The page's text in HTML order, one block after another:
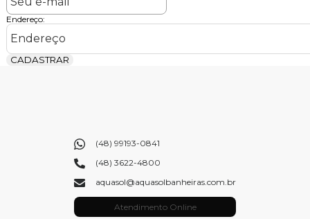
Endereço:
CADASTRAR
(48) 99193-0841
(48) 3622-4800
aquasol@aquasolbanheiras.com.br
Atendimento Online